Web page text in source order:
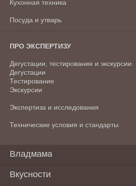
Кухонная техника
Посуда и утварь
ПРО ЭКСПЕРТИЗУ
Дегустации, тестирование и экскурсии
Дегустации
Тестирование
Экскурсии
Экспертиза и исследования
Технические условия и стандарты
Владмама
Вкусности